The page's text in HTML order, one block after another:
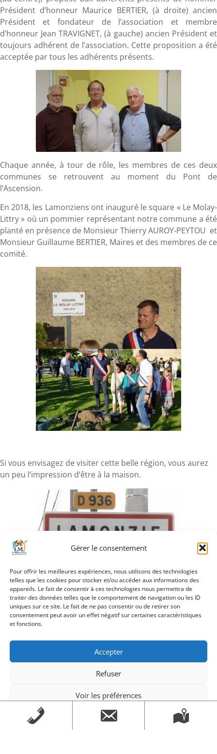
Gérer le consentement
Pour offrir les meilleures expériences, nous utilisons des technologies
telles que les cookies pour stocker et/ou accéder aux informations des
appareils. Le fait de consentir à ces technologies nous permettra de
traiter des données telles que le comportement de navigation ou les ID
uniques sur ce site. Le fait de ne pas consentir ou de retirer son
consentement peut avoir un effet négatif sur certaines caractéristiques
et fonctions.
Accepter
Refuser
Voir les préférences
Mentions légalesMentions légales
Président d’honneur Maurice BERTIER, (à droite) ancien
Président et fondateur de l’association et membre
d’honneur Jean TRAVIGNET, (à gauche) ancien Président et
toujours adhérent de l’association. Cette proposition a été
acceptée par tous les adhérents présents.
Chaque année, à tour de rôle, les membres de ces deux
communes se retrouvent au moment du Pont de
l’Ascension.
En 2018, les Lamonziens ont inauguré le square « Le Molay-
Littry » où un pommier représentant notre commune a été
planté en présence de Monsieur Thierry AUROY-PEYTOU et
Monsieur Guillaume BERTIER, Maires et des membres de ce
comité.
Si vous envisagez de visiter cette belle région, vous aurez
un peu l’impression d’être à la maison.
Pour plus d’information sur cette commune, vous pouvez
consulter le site en cliquant sur le lien :
https://www.lamonzie-saint-martin.fr/
Création Androme Informatique
© 2026. Tous droits
Mentions légales